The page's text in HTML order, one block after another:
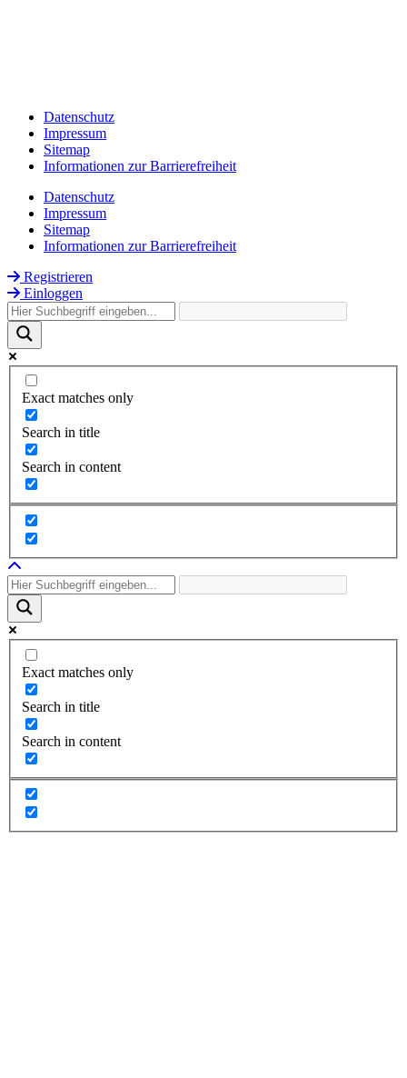
Datenschutz
Impressum
Sitemap
Informationen zur Barrierefreiheit
Datenschutz
Impressum
Sitemap
Informationen zur Barrierefreiheit
Registrieren
Einloggen
Exact matches only
Search in title
Search in content
Exact matches only
Search in title
Search in content